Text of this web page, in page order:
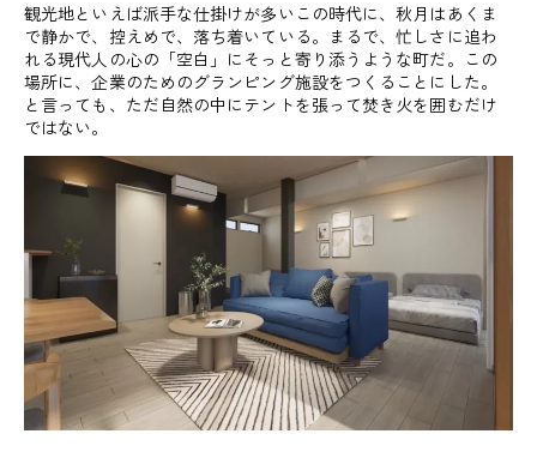
観光地といえば派手な仕掛けが多いこの時代に、秋月はあくま
で静かで、控えめで、落ち着いている。まるで、忙しさに追わ
れる現代人の心の「空白」にそっと寄り添うような町だ。この
場所に、企業のためのグランピング施設をつくることにした。
と言っても、ただ自然の中にテントを張って焚き火を囲むだけ
ではない。